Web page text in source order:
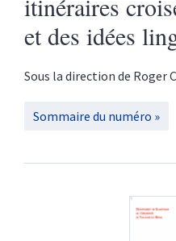
itinéraires
et des idées
Sous la direction de Roger
Sommaire du numéro